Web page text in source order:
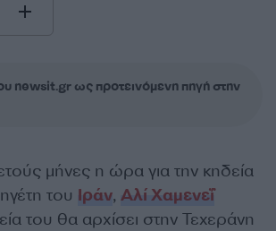
newsit.gr ως προτεινόμενη πηγή στην
μήνες η ώρα για την κηδεία
του Ιράν, Αλί Χαμενεΐ
του θα αρχίσει στην Τεχεράνη